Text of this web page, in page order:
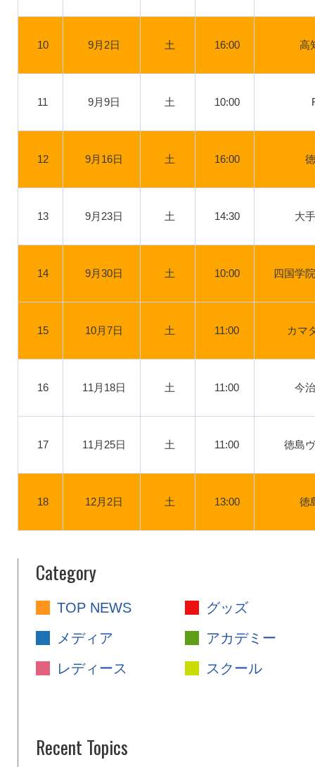
10 9月2日 土 16:00 高
11 9月9日 土 10:00
12 9月16日 土 16:00
13 9月23日 土 14:30 大
14 9月30日 土 10:00 四国学
15 10月7日 土 11:00 カマ
16 11月18日 土 11:00 今
17 11月25日 土 11:00 徳島
18 12月2日 土 13:00 徳
Category
TOP NEWS
グッズ
メディア
アカデミー
レディース
スクール
Recent Topics